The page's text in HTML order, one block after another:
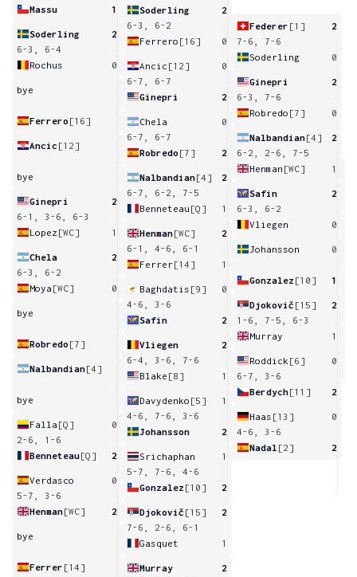
Massu
1
Soderling
2
6-3, 6-4
Rochus
0
bye
Ferrero [16]
Ancic [12]
bye
Ginepri
2
6-1, 3-6, 6-3
Lopez [WC] 1
Chela
2
6-3, 6-2
Moya [WC] 0
bye
Robredo [7]
Nalbandian[4]
bye
Falla [Q]
0
2-6, 1-6
Benneteau[Q] 2
Verdasco
0
5-7, 3-6
Henman[WC] 2
bye
Ferrer [14]
Soderling
2
6-3, 6-2
Ferrero [16] 0
Ancic [12]
0
6-7, 6-7
Ginepri
2
Chela
0
6-7, 6-7
Robredo [7] 2
Nalbandian[4]
2
6-7, 6-2, 7-5
Benneteau [Q] 1
Henman[WC]
2
6-1, 4-6, 6-1
Ferrer[14] 1
Baghdatis [9]
0
4-6, 3-6
Safin
2
Vliegen
2
6-4, 3-6, 7-6
Blake [8] 1
Davydenko [5]
1
4-6, 7-6, 3-6
Johansson
2
Srichaphan
1
5-7, 7-6, 4-6
Gonzalez [10] 2
Djokovič [15]
2
7-6, 2-6, 6-1
Gasquet
1
Murray
2
Federer [1]
2
7-6, 7-6
Soderling
0
Ginepri
2
6-3, 7-6
Robredo [7] 0
Nalbandian[4]
2
6-2, 2-6, 7-5
Henman [WC] 1
Safin
2
6-3, 6-2
Vliegen
0
Johansson 0
Gonzalez [10] 1
Djokovič [15]
2
1-6, 7-5, 6-3
Murray
1
Roddick [6]
0
6-7, 3-6
Berdych[11] 2
Haas [13]
0
4-6, 3-6
Nadal [2] 2